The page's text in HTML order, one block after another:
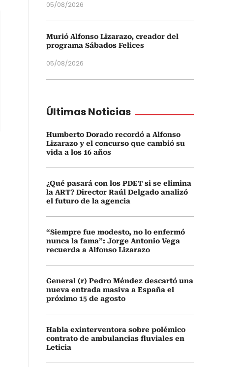
05/08/2026
Murió Alfonso Lizarazo, creador del
programa Sábados Felices
05/08/2026
Últimas Noticias
Humberto Dorado recordó a Alfonso
Lizarazo y el concurso que cambió su
vida a los 16 años
¿Qué pasará con los PDET si se elimina
la ART? Director Raúl Delgado analizó
el futuro de la agencia
“Siempre fue modesto, no lo enfermó
nunca la fama”: Jorge Antonio Vega
recuerda a Alfonso Lizarazo
General (r) Pedro Méndez descartó una
nueva entrada masiva a España el
próximo 15 de agosto
Habla exinterventora sobre polémico
contrato de ambulancias fluviales en
Leticia